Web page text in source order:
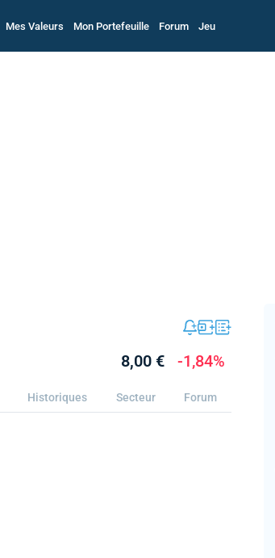
Mes Valeurs Mon Portefeuille Forum Jeu
8,00 € -1,84%
Historiques Secteur Forum